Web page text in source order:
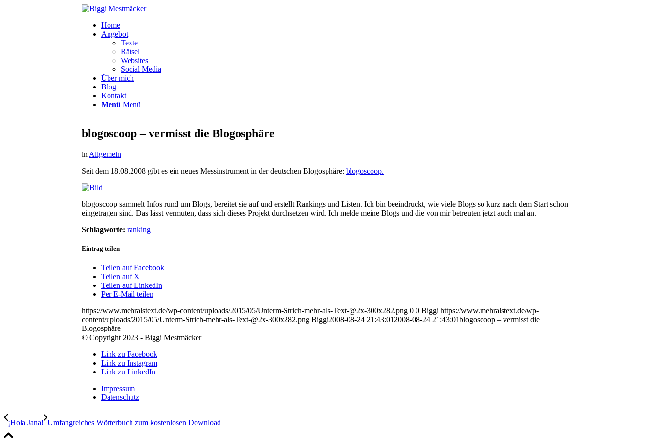
Home
Angebot
Texte
Rätsel
Websites
Social Media
Über mich
Blog
Kontakt
Menü Menü
blogoscoop – vermisst die Blogosphäre
in Allgemein
Seit dem 18.08.2008 gibt es ein neues Messinstrument in der deutschen Blogosphäre: blogoscoop.
blogoscoop sammelt Infos rund um Blogs, bereitet sie auf und erstellt Rankings und Listen. Ich bin beeindruckt, wie viele Blogs so kurz nach dem Start schon
eingetragen sind. Das lässt vermuten, dass sich dieses Projekt durchsetzen wird. Ich melde meine Blogs und die von mir betreuten jetzt auch mal an.
Schlagworte: ranking
Eintrag teilen
Teilen auf Facebook
Teilen auf X
Teilen auf LinkedIn
Per E-Mail teilen
https://www.mehralstext.de/wp-content/uploads/2015/05/Unterm-Strich-mehr-als-Text-@2x-300x282.png 0 0 Biggi https://www.mehralstext.de/wp-
content/uploads/2015/05/Unterm-Strich-mehr-als-Text-@2x-300x282.png Biggi2008-08-24 21:43:01 2008-08-24 21:43:01blogoscoop – vermisst die
Blogosphäre
© Copyright 2023 - Biggi Mestmäcker
Link zu Facebook
Link zu Instagram
Link zu LinkedIn
Impressum
Datenschutz
¡Hola Jana! Umfangreiches Wörterbuch zum kostenlosen Download